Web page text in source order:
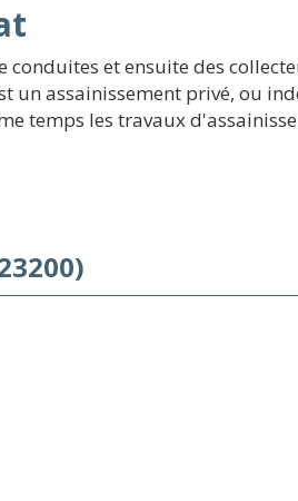
et ensuite des
un assainissement privé, ou
temps les travaux